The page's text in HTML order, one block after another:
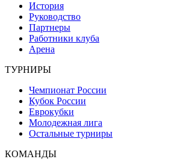
История
Руководство
Партнеры
Работники клуба
Арена
ТУРНИРЫ
Чемпионат России
Кубок России
Еврокубки
Молодежная лига
Остальные турниры
КОМАНДЫ